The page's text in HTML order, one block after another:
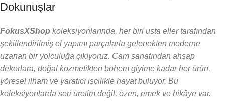
Dokunuşlar
FokusXShop koleksiyonlarında, her biri usta eller tarafından
şekillendirilmiş el yapımı parçalarla gelenekten moderne
uzanan bir yolculuğa çıkıyoruz. Cam sanatından ahşap
dekorlara, doğal kozmetikten bohem giyime kadar her ürün,
yöresel ilham ve yaratıcı işçilikle hayat buluyor. Bu
koleksiyonlarda seri üretim değil, özen, emek ve hikâye var.